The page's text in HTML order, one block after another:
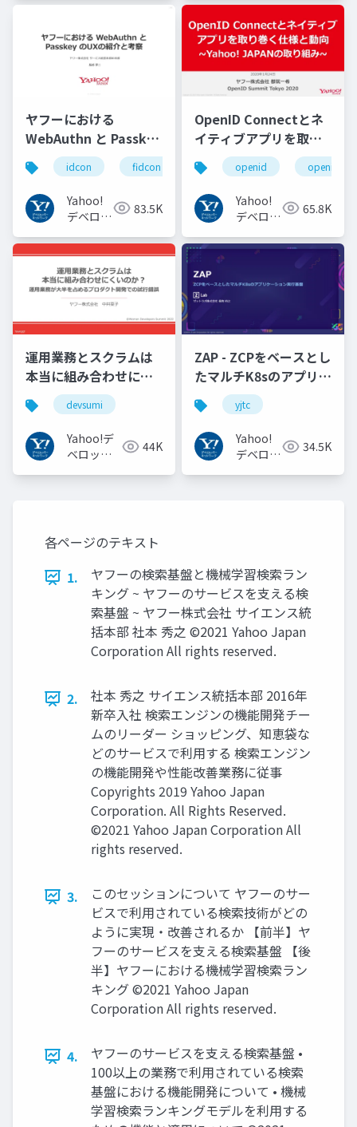
ネット
トワーク
ヤフーにおける
WebAuthn と Passkey
の UX の紹介と考察
#idcon #fidcon
idcon fidcon
Yahoo!
デベロッ
トワーク
83.5K
OpenID Connectとネ
イティブアプリを取り
巻く仕様と動向 Yahoo!
JAPANの取り組み
#openid
#openid_tokyo
openid
Yahoo!
デベロッ
トワーク
65.8K
運用業務とスクラムは
本当に組み合わせにく
いのか︖運用業務が大
半を占めるプロダクト
開発での試行錯誤
devsumi
Yahoo!デ
ベロッパ
44K
ZAP - ZCPをベースとし
たマルチK8sのアプリケ
ーション実行基盤
#YJTC / YJTC21 B-3
yjtc
Yahoo!
デベロッ
34.5K
各ページのテキスト
1.
ヤフーの検索基盤と機械学習検索ラン
キング ~ ヤフーのサービスを支える検
索基盤 ~ ヤフー株式会社 サイエンス統
括本部 社本 秀之 ©2021 Yahoo Japan
Corporation All rights reserved.
2.
社本 秀之 サイエンス統括本部 2016年
新卒入社 検索エンジンの機能開発チー
ムのリーダー ショッピング、知恵袋な
どのサービスで利用する 検索エンジン
の機能開発や性能改善業務に従事
Copyrights 2019 Yahoo Japan
Corporation. All Rights Reserved.
©2021 Yahoo Japan Corporation All
rights reserved.
3.
このセッションについて ヤフーのサー
ビスで利用されている検索技術がどの
ように実現・改善されるか 【前半】ヤ
フーのサービスを支える検索基盤 【後
半】ヤフーにおける機械学習検索ラン
キング ©2021 Yahoo Japan
Corporation All rights reserved.
4.
ヤフーのサービスを支える検索基盤 •
100以上の業務で利用されている検索
基盤における機能開発について • 機械
学習検索ランキングモデルを利用する